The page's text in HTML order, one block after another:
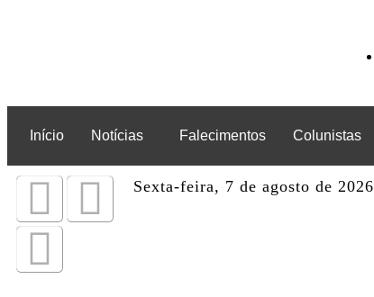
Início Notícias Falecimentos Colunistas
Sexta-feira, 7 de agosto de 2026